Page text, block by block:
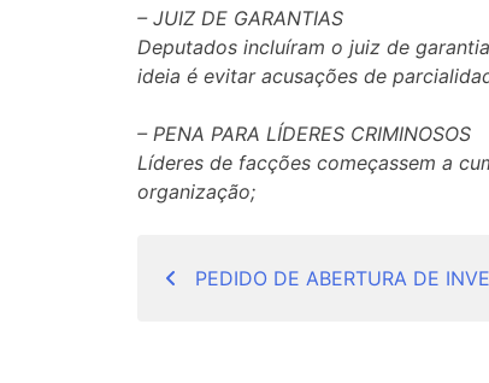
– JUIZ DE GARANTIAS
Deputados incluíram o juiz de
ideia é evitar acusações de
– PENA PARA LÍDERES CRIMINOSOS
Líderes de facções começassem a
organização;
Navegação
de
PEDIDO DE ABERTURA DE